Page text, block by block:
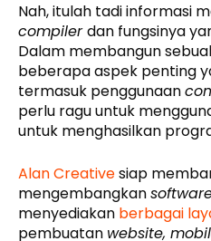
Nah, itulah tadi informasi
compilerdan fungsinya
Dalam membangun
beberapa aspek penting
termasuk penggunaan
perlu ragu untuk
untuk menghasilkan
Alan Creativesiap
mengembangkan
menyediakan berbagai
pembuatan website,